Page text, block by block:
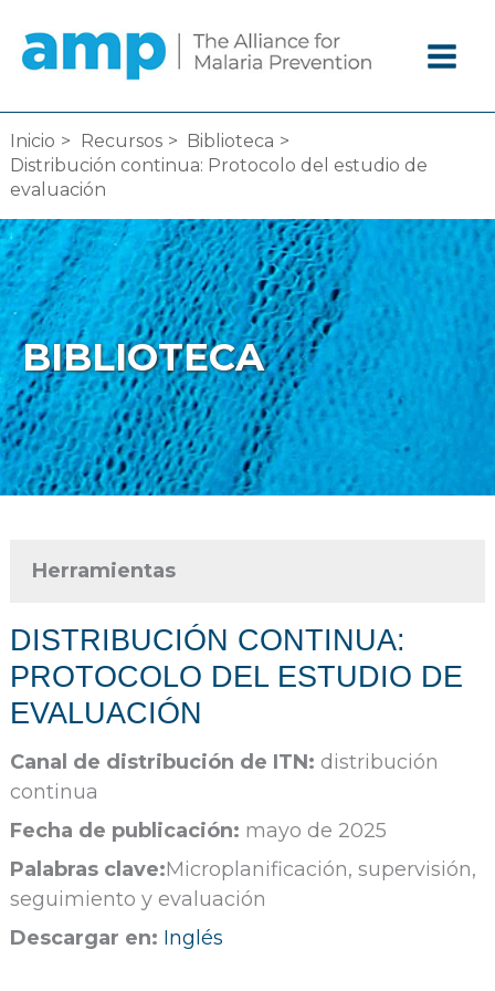
contenido
Inicio Recursos
Biblioteca
Distribución continua: Protocolo del estudio de
evaluación
BIBLIOTECA
Herramientas
DISTRIBUCIÓN CONTINUA:
PROTOCOLO DEL ESTUDIO DE
EVALUACIÓN
Canal de distribución de ITN: distribución
continua
Fecha de publicación: mayo de 2025
Palabras clave:Microplanificación, supervisión,
seguimiento y evaluación
Descargar en: Inglés